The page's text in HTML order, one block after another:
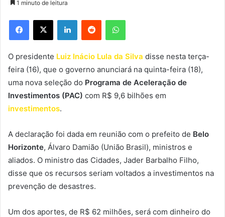
1 minuto de leitura
Facebook
X LinkedinReddit WhatsApp
O presidente Luiz Inácio Lula da Silva disse nesta terça-
feira (16), que o governo anunciará na quinta-feira (18),
uma nova seleção do Programa de Aceleração de
Investimentos (PAC) com R$ 9,6 bilhões em
investimentos.
A declaração foi dada em reunião com o prefeito de Belo
Horizonte, Álvaro Damião (União Brasil), ministros e
aliados. O ministro das Cidades, Jader Barbalho Filho,
disse que os recursos seriam voltados a investimentos na
prevenção de desastres.
Um dos aportes, de R$ 62 milhões, será com dinheiro do